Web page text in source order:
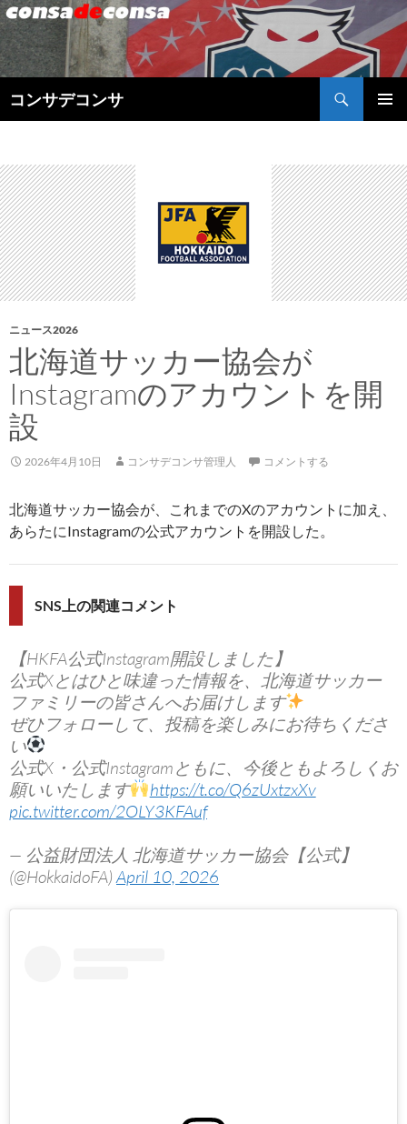
コンサデコンサ
索
ン
ツ
へ
ス
キ
ッ
プ
ニュース2026
北海道サッカー協会が
Instagramのアカウントを開
設
2026年4月10日 コンサデコンサ管理人 コメントする
北海道サッカー協会が、これまでのXのアカウントに加え、
あらたにInstagramの公式アカウントを開設した。
SNS上の関連コメント
【HKFA公式Instagram開設しました】
公式Xとはひと味違った情報を、北海道サッカー
ファミリーの皆さんへお届けします
ぜひフォローして、投稿を楽しみにお待ちくださ
い
公式X・公式Instagramともに、今後ともよろしくお
願いいたします
https://t.co/Q6zUxtzxXv
pic.twitter.com/2OLY3KFAuf
— 公益財団法人 北海道サッカー協会【公式】
(@HokkaidoFA) April 10, 2026